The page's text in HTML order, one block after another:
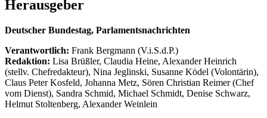
Herausgeber
Deutscher Bundestag, Parlamentsnachrichten
Verantwortlich: Frank Bergmann (V.i.S.d.P.)
Redaktion: Lisa Brüßler, Claudia Heine, Alexander Heinrich
(stellv. Chefredakteur), Nina Jeglinski, Susanne Ködel (Volontärin),
Claus Peter Kosfeld, Johanna Metz, Sören Christian Reimer (Chef
vom Dienst), Sandra Schmid, Michael Schmidt, Denise Schwarz,
Helmut Stoltenberg, Alexander Weinlein